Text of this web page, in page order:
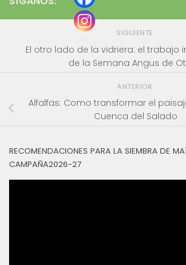
SIGUIENTE
El otro lado de la vidriera: el trabajo
de la Semana Angus de
ANTERIOR
Alfalfas: Como transformar el
Cuenca del Salado
RECOMENDACIONES PARA LA SIEMBRA DE
CAMPAÑA2026-27